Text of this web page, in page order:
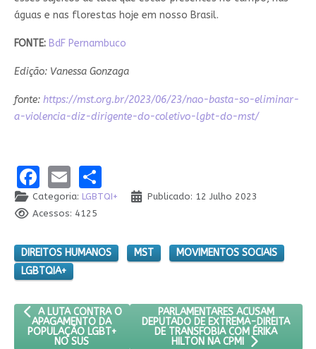
águas e nas florestas hoje em nosso Brasil.
FONTE: BdF Pernambuco
Edição: Vanessa Gonzaga
fonte: https://mst.org.br/2023/06/23/nao-basta-so-eliminar-
a-violencia-diz-dirigente-do-coletivo-lgbt-do-mst/
Facebook
EmailShare
Categoria: LGBTQI+
Publicado: 12 Julho 2023
Acessos: 4125
DIREITOS HUMANOS MST
MOVIMENTOS SOCIAIS
LGBTQIA+
ARTIGO ANTERIOR: A LUTA CONTRA O APAGAMENTO DA
A LUTA CONTRA O
APAGAMENTO DA
POPULAÇÃO LGBT+
NO SUS
PRÓXIMO ARTIGO:
PARLAMENTARES ACUSAM
DEPUTADO DE EXTREMA-DIREITA
DE TRANSFOBIA COM ÉRIKA
HILTON NA CPMI